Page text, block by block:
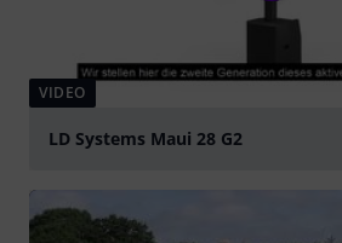
VIDEO
LD Systems Maui 28 G2